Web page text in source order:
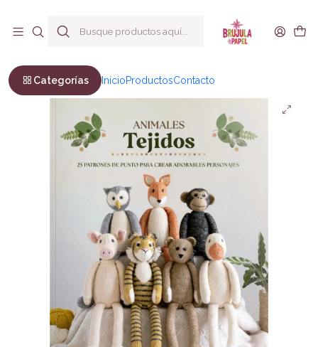
Categorías InicioProductosContacto
Manualidades